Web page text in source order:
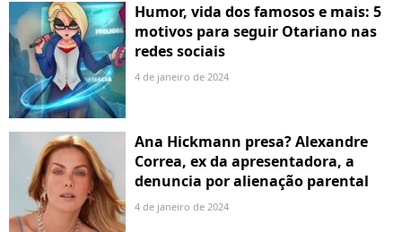
Humor, vida dos famosos e mais: 5
motivos para seguir Otariano nas
redes sociais
4 de janeiro de 2024
Ana Hickmann presa? Alexandre
Correa, ex da apresentadora, a
denuncia por alienação parental
4 de janeiro de 2024